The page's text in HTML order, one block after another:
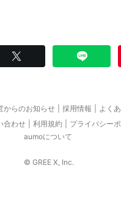
からのお知らせ 採用情報
よく
合わせ
利用規約
プライバシー
aumoについて
© GREE X, Inc.